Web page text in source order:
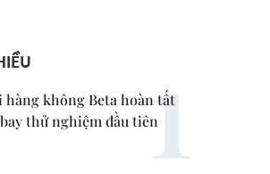
hàng không Beta hoàn tất
thử nghiệm đầu tiên